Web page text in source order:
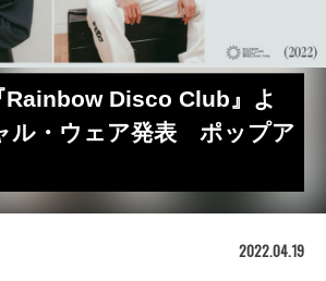
Rainbow Disco Club』よ
ル・ウェア発表 ポップア
2022.04.19